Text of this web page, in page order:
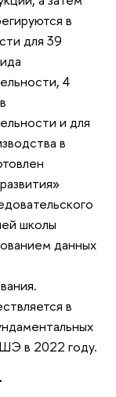
в
для 39
4
и для
в
школы
данных
в
в 2022 году.